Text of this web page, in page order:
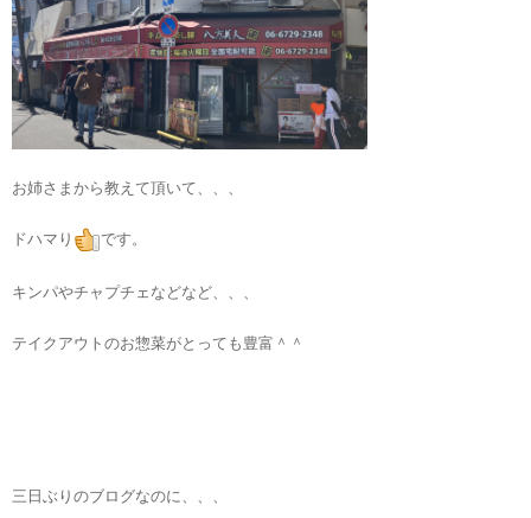
お姉さまから教えて頂いて、、、
ドハマり です。
キンパやチャプチェなどなど、、、
テイクアウトのお惣菜がとっても豊富＾＾
三日ぶりのブログなのに、、、